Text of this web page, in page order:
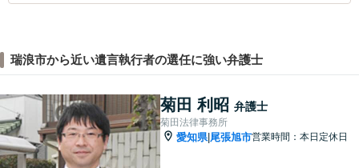
瑞浪市から近い遺言執行者の選任に強い弁護士
菊田 利昭 弁護士
菊田法律事務所
愛知県| 尾張旭市営業時間：本日定休日